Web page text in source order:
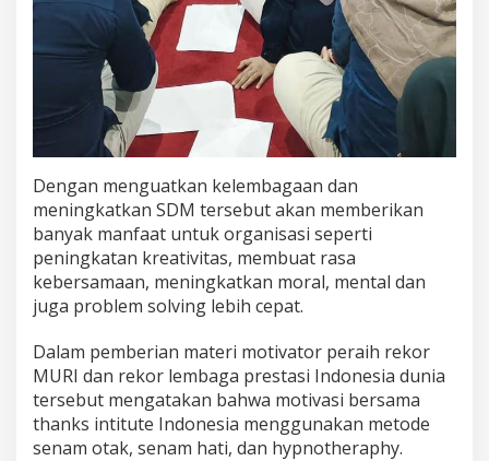
Dengan menguatkan kelembagaan dan
meningkatkan SDM tersebut akan memberikan
banyak manfaat untuk organisasi seperti
peningkatan kreativitas, membuat rasa
kebersamaan, meningkatkan moral, mental dan
juga problem solving lebih cepat.
Dalam pemberian materi motivator peraih rekor
MURI dan rekor lembaga prestasi Indonesia dunia
tersebut mengatakan bahwa motivasi bersama
thanks intitute Indonesia menggunakan metode
senam otak, senam hati, dan hypnotheraphy.